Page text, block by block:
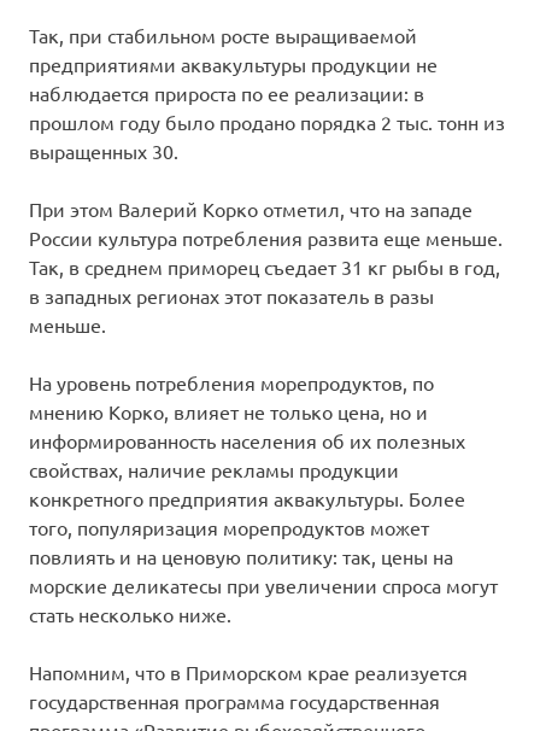
Так, при стабильном росте выращиваемой
предприятиями аквакультуры продукции не
наблюдается прироста по ее реализации: в
прошлом году было продано порядка 2 тыс. тонн из
выращенных 30.
При этом Валерий Корко отметил, что на западе
России культура потребления развита еще меньше.
Так, в среднем приморец съедает 31 кг рыбы в год,
в западных регионах этот показатель в разы
меньше.
На уровень потребления морепродуктов, по
мнению Корко, влияет не только цена, но и
информированность населения об их полезных
свойствах, наличие рекламы продукции
конкретного предприятия аквакультуры. Более
того, популяризация морепродуктов может
повлиять и на ценовую политику: так, цены на
морские деликатесы при увеличении спроса могут
стать несколько ниже.
Напомним, что в Приморском крае реализуется
государственная программа государственная